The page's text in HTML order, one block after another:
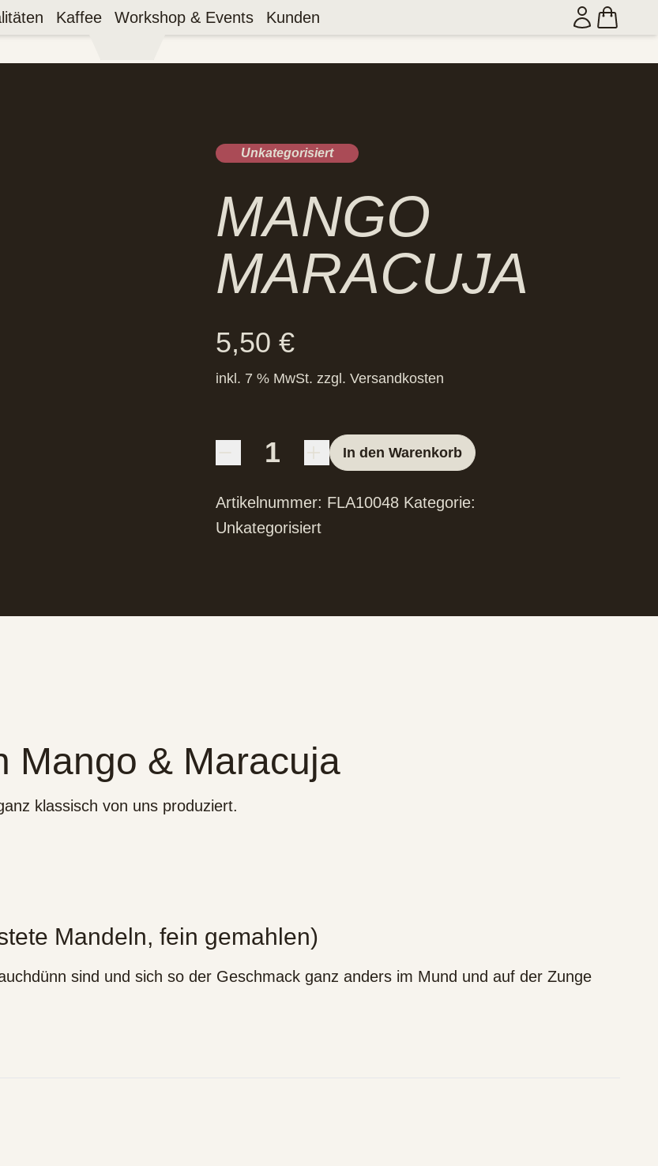
Kaffee Workshop & Events Kunden
Unkategorisiert
MANGO
MARACUJA
5,50 €
inkl. 7 % MwSt. zzgl. Versandkosten
In den Warenkorb
Artikelnummer: FLA10048 Kategorie:
Unkategorisiert
Mango & Maracuja
klassisch von uns produziert.
Mandeln, fein gemahlen)
sind und sich so der Geschmack ganz anders im Mund und auf der Zunge